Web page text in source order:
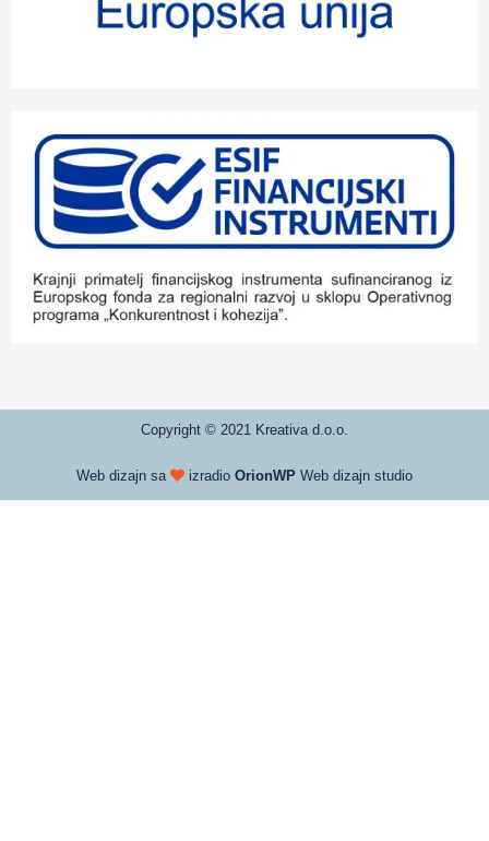
Copyright © 2021 Kreativa d.o.o.
Web dizajn sa izradio OrionWP Web dizajn studio